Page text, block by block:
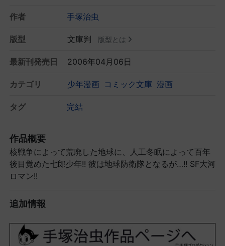
作者 手塚治虫
版型 文庫判 版型とは
最新刊発売日 2006年04月06日
カテゴリ 少年漫画 コミック文庫 漫画
タグ 完結
作品概要
核戦争によって荒廃した地球に、人工冬眠によって百年
後目覚めた七郎少年!! 彼は地球防衛隊となるが…!! SF大河
ロマン!!
追加情報